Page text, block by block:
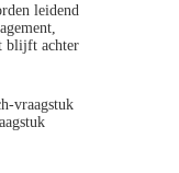
leidend
blijft achter
vraagstuk